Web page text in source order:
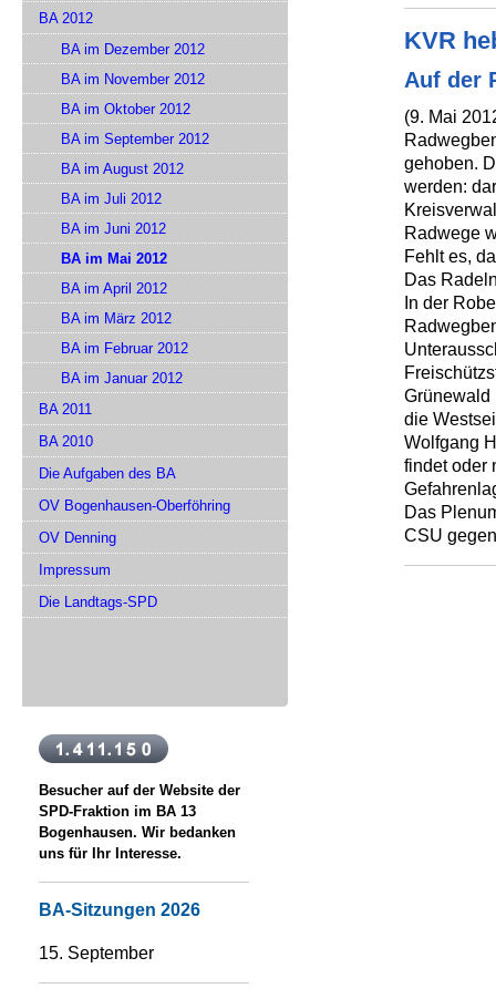
KVR
Auf der
(9. Mai
gehoben.
werden:
Radwege
Fehlt es,
Das
In der
Grünewald
die
Wolfgang
findet oder
Das
CSU
BA 2012
BA im Dezember 2012
BA im November 2012
BA im Oktober 2012
BA im September 2012
BA im August 2012
BA im Juli 2012
BA im Juni 2012
BA im Mai 2012
BA im April 2012
BA im März 2012
BA im Februar 2012
BA im Januar 2012
BA 2011
BA 2010
Die Aufgaben des BA
OV Bogenhausen-Oberföhring
OV Denning
Impressum
Die Landtags-SPD
Besucher auf der Website der
SPD-Fraktion im BA 13
Bogenhausen. Wir bedanken
uns für Ihr Interesse.
BA-Sitzungen 2026
15. September